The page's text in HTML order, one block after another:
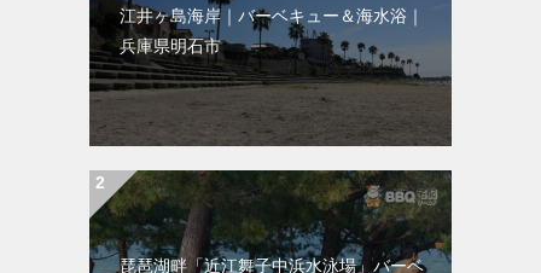
江井ヶ島海岸｜バーベキュー＆海水浴｜
兵庫県明石市
琵琶湖畔「近江舞子中浜水泳場」バーベ